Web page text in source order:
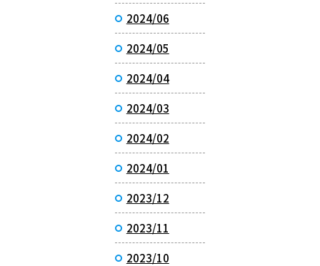
2024/06
2024/05
2024/04
2024/03
2024/02
2024/01
2023/12
2023/11
2023/10